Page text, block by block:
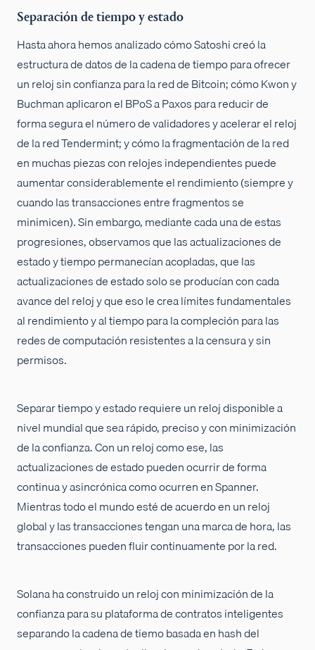
Separación de tiempo y estado
Hasta ahora hemos analizado cómo Satoshi creó la
estructura de datos de la cadena de tiempo para ofrecer
un reloj sin confianza para la red de Bitcoin; cómo Kwon y
Buchman aplicaron el BPoS a Paxos para reducir de
forma segura el número de validadores y acelerar el reloj
de la red Tendermint; y cómo la fragmentación de la red
en muchas piezas con relojes independientes puede
aumentar considerablemente el rendimiento (siempre y
cuando las transacciones entre fragmentos se
minimicen). Sin embargo, mediante cada una de estas
progresiones, observamos que las actualizaciones de
estado y tiempo permanecían acopladas, que las
actualizaciones de estado solo se producían con cada
avance del reloj y que eso le crea límites fundamentales
al rendimiento y al tiempo para la compleción para las
redes de computación resistentes a la censura y sin
permisos.
Separar tiempo y estado requiere un reloj disponible a
nivel mundial que sea rápido, preciso y con minimización
de la confianza. Con un reloj como ese, las
actualizaciones de estado pueden ocurrir de forma
continua y asincrónica como ocurren en Spanner.
Mientras todo el mundo esté de acuerdo en un reloj
global y las transacciones tengan una marca de hora, las
transacciones pueden fluir continuamente por la red.
Solana ha construido un reloj con minimización de la
confianza para su plataforma de contratos inteligentes
separando la cadena de tiemo basada en hash del